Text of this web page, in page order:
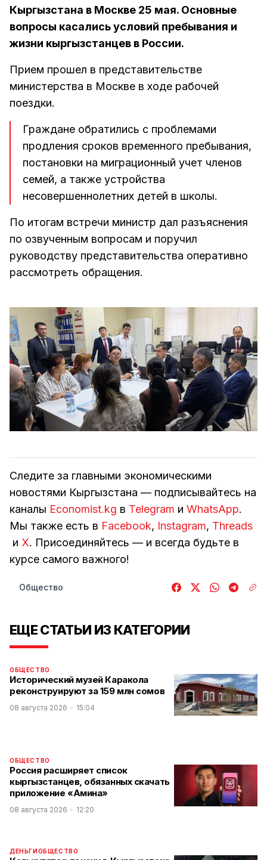
Кыргызстана в Москве 25 мая. Основные
вопросы касались условий пребывания и
жизни кыргызстанцев в России.
Прием прошел в представительстве
министерства в Москве в ходе рабочей
поездки.
Граждане обратились с проблемами
продления сроков временного пребывания,
постановки на миграционный учет членов
семей, а также устройства
несовершеннолетних детей в школы.
По итогам встречи министр дал разъяснения
по озвученным вопросам и поручил
руководству представительства оперативно
рассмотреть обращения.
Следите за главными экономическими
новостями Кыргызстана — подписывайтесь на
каналы Economist.kg в Telegram и WhatsApp.
Мы также есть в Facebook, Instagram, Threads
и Х. Присоединяйтесь — и всегда будьте в
курсе самого важного!
Общество
ЕЩЕ СТАТЬИ ИЗ КАТЕГОРИИ
ОБЩЕСТВО
Исторический музей Каракола
реконструируют за 159 млн сомов
08 августа 2026 15:04
ОБЩЕСТВО
Россия расширяет список
кыргызстанцев, обязанных скачать
приложение «Амина»
08 августа 2026 12:20
ДЕНЬГИОБЩЕСТВО